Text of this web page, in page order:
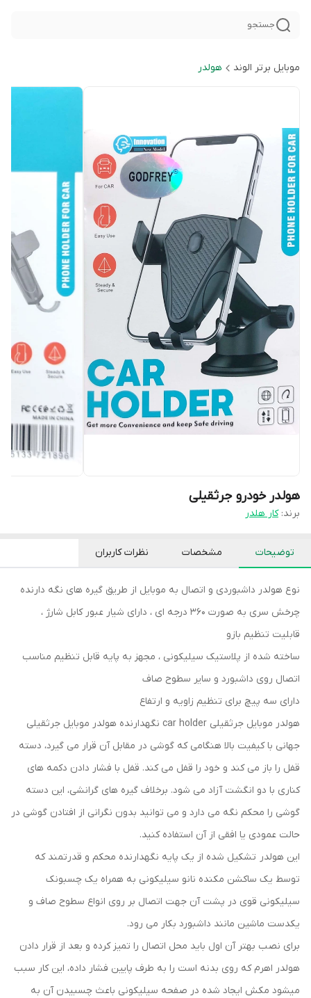
جستجو
موبایل برتر الوند هولدر
هولدر خودرو جرثقیلی
برند: کار هلدر
توضیحات مشخصات نظرات کاربران
نوع هولدر داشبوردی و اتصال به موبایل از طریق گیره های نگه دارنده
چرخش سری به صورت ۳۶۰ درجه ای ، دارای شیار عبور کابل شارژ ،
قابلیت تنظیم بازو
ساخته شده از پلاستیک سیلیکونی ، مجهز به پایه قابل تنظیم مناسب
اتصال روی داشبورد و سایر سطوح صاف
دارای سه پیچ برای تنظیم زاویه و ارتفاع
هولدر موبایل جرثقیلی car holder نگهدارنده هولدر موبایل جرثقیلی
جهانی با کیفیت بالا هنگامی که گوشی در مقابل آن قرار می گیرد، دسته
قفل را باز می کند و خود را قفل می کند. قفل با فشار دادن دکمه های
کناری با دو انگشت آزاد می شود. برخلاف گیره های گرانشی، این دسته
گوشی را محکم نگه می دارد و می توانید بدون نگرانی از افتادن گوشی در
حالت عمودی یا افقی از آن استفاده کنید.
این هولدر تشکیل شده از یک پایه نگهدارنده محکم و قدرتمند که
توسط یک ساکشن مکنده نانو سیلیکونی به همراه یک چسبونک
سیلیکونی قوی در پشت آن جهت اتصال بر روی انواع سطوح صاف و
یکدست ماشین مانند داشبورد بکار می رود.
برای نصب بهتر آن اول باید محل اتصال را تمیز کرده و بعد از قرار دادن
هولدر اهرم که روی بدنه است را به طرف پایین فشار داده، این کار سبب
میشود مکش ایجاد شده در صفحه سیلیکونی باعث چسبیدن آن به